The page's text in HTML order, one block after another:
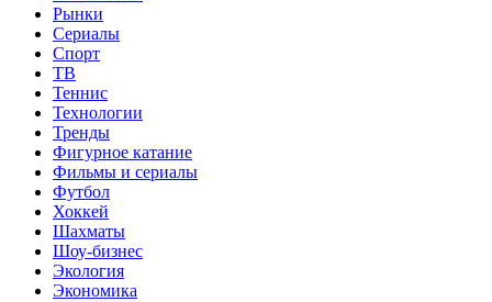
Рынки
Сериалы
Спорт
ТВ
Теннис
Технологии
Тренды
Фигурное катание
Фильмы и сериалы
Футбол
Хоккей
Шахматы
Шоу-бизнес
Экология
Экономика